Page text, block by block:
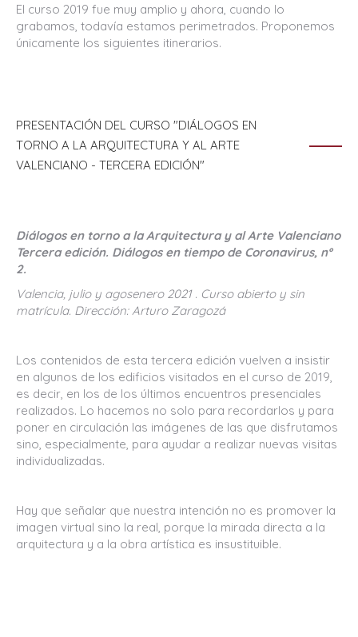
El curso 2019 fue muy amplio y ahora, cuando lo
grabamos, todavía estamos perimetrados. Proponemos
únicamente los siguientes itinerarios.
PRESENTACIÓN DEL CURSO "DIÁLOGOS EN
TORNO A LA ARQUITECTURA Y AL ARTE
VALENCIANO - TERCERA EDICIÓN"
Diálogos en torno a la Arquitectura y al Arte Valenciano
Tercera edición. Diálogos en tiempo de Coronavirus, nº
2.
Valencia, julio y agosenero 2021 . Curso abierto y sin
matrícula. Dirección: Arturo Zaragozá
Los contenidos de esta tercera edición vuelven a insistir
en algunos de los edificios visitados en el curso de 2019,
es decir, en los de los últimos encuentros presenciales
realizados. Lo hacemos no solo para recordarlos y para
poner en circulación las imágenes de las que disfrutamos
sino, especialmente, para ayudar a realizar nuevas visitas
individualizadas.
Hay que señalar que nuestra intención no es promover la
imagen virtual sino la real, porque la mirada directa a la
arquitectura y a la obra artística es insustituible.